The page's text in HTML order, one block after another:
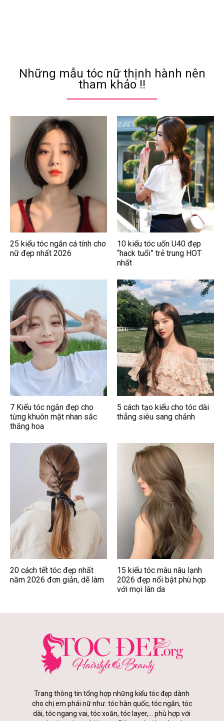
Những mẫu tóc nữ thịnh hành nên
tham khảo !!
25 kiểu tóc ngắn cá tính cho
nữ đẹp nhất 2026
10 kiểu tóc uốn U40 đẹp
“hack tuổi” trẻ trung HOT
nhất
7 Kiểu tóc ngắn đẹp cho
từng khuôn mặt nhan sắc
thăng hoa
5 cách tạo kiểu cho tóc dài
thẳng siêu sang chảnh
20 cách tết tóc đẹp nhất
năm 2026 đơn giản, dễ làm
15 kiểu tóc màu nâu lạnh
2026 đẹp nổi bật phù hợp
với mọi làn da
Trang thông tin tổng hợp những kiểu tóc đẹp dành
cho chị em phái nữ như: tóc hàn quốc, tóc ngắn, tóc
dài, tóc ngang vai, tóc xoăn, tóc layer,... phù hợp với